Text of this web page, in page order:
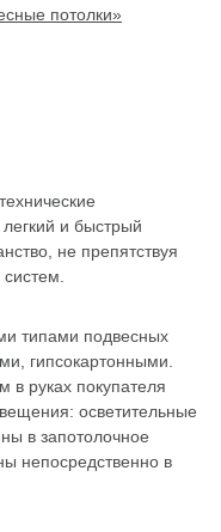
потолки»
и быстрый
не препятствуя
типами подвесных
гипсокартонными.
в руках покупателя
осветительные
в запотолочное
непосредственно в